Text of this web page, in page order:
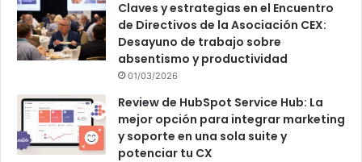
Claves y estrategias en el Encuentro
de Directivos de la Asociación CEX:
Desayuno de trabajo sobre
absentismo y productividad
01/03/2026
Review de HubSpot Service Hub: La
mejor opción para integrar marketing
y soporte en una sola suite y
potenciar tu CX